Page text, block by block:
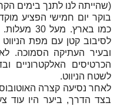
(שהייתה לנו לתנך בימים
בוקר יום חמישי הפציע
כמו
לסיבוב קטן עם מפת
ובעיר העתיקה הסמוכה.
הכרטיסים האלקטרוניים
לשטח הניווט.
לאחר נסיעה קצרה
בצד הדרך, ביער היו עוד